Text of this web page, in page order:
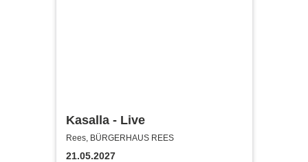
Kasalla - Live
Rees, BÜRGERHAUS REES
21.05.2027